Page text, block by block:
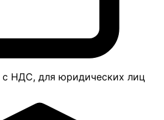
с НДС, для юридических лиц